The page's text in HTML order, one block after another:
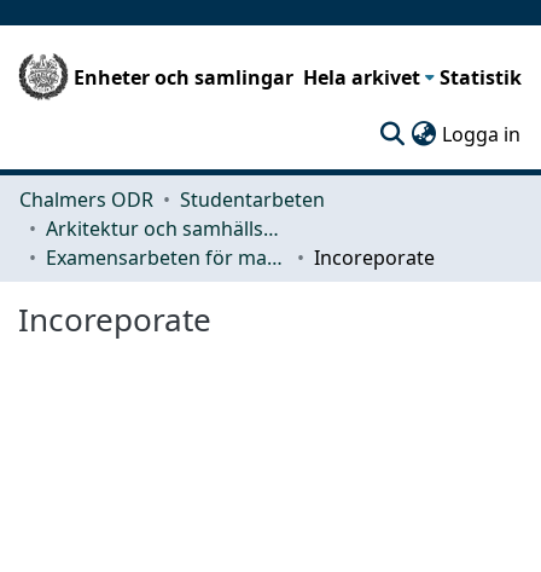
Enheter och samlingar Hela arkivet Statistik
Logga in
Chalmers ODR
Studentarbeten
Arkitektur och samhällsbyggnadsteknik (ACE)
Examensarbeten för masterexamen
Incoreporate
Incoreporate